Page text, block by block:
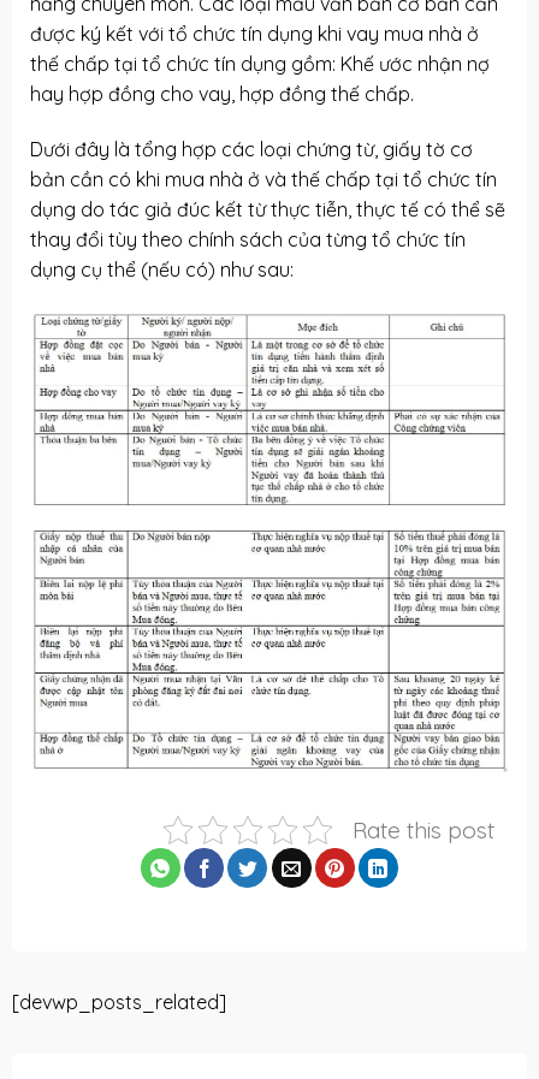
được ký kết với tổ chức tín dụng khi vay mua nhà ở
thế chấp tại tổ chức tín dụng gồm: Khế ước nhận nợ
hay hợp đồng cho vay, hợp đồng thế chấp.
Dưới đây là tổng hợp các loại chứng từ, giấy tờ cơ
bản cần có khi mua nhà ở và thế chấp tại tổ chức tín
dụng do tác giả đúc kết từ thực tiễn, thực tế có thể sẽ
thay đổi tùy theo chính sách của từng tổ chức tín
dụng cụ thể (nếu có) như sau:
Rate this post
[devwp_posts_related]